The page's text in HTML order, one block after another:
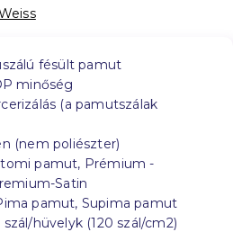
fésült pamut
minőség
(a pamutszálak
(nem poliészter)
pamut, Prémium -
Satin
pamut, Supima pamut
hüvelyk (120 szál/cm2)